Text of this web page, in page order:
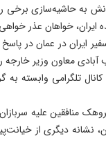
به حاشیه‌سازی برخی
خواهان عذر
ایران در عمان در پاسخ
معاون وزیر خارجه
تلگرامی وابسته به
منافقین علیه
نشانه دیگری از